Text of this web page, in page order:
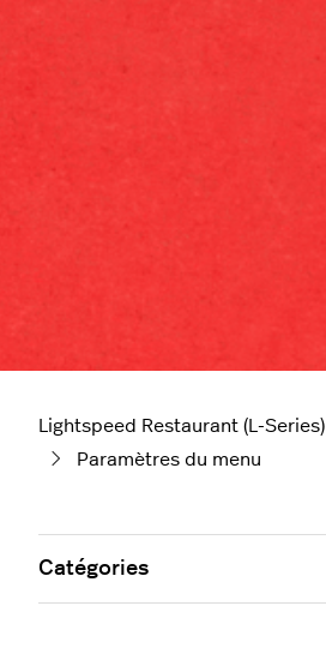
Lightspeed Restaurant (L-Series)
Paramètres du menu
Catégories